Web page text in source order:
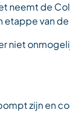
neemt de
van de
niet
zijn en